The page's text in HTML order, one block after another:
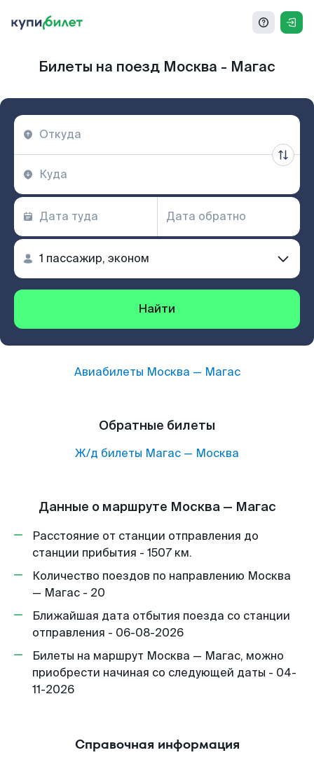
Билеты на поезд Москва - Магас
Найти
Авиабилеты Москва — Магас
Обратные билеты
Ж/д билеты Магас — Москва
Данные о маршруте Москва — Магас
Расстояние от станции отправления до
станции прибытия - 1507 км.
Количество поездов по направлению Москва
— Магас - 20
Ближайшая дата отбытия поезда со станции
отправления - 06-08-2026
Билеты на маршрут Москва — Магас, можно
приобрести начиная со следующей даты - 04-
11-2026
Справочная информация